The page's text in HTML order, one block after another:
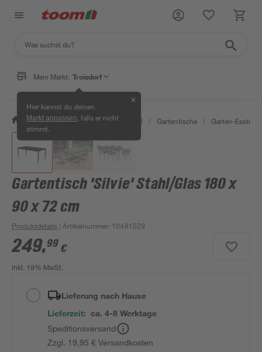
Mein Markt: Troisdorf
Hier kannst du deinen
Markt anpassen , falls er nicht
stimmt.
✕
/ Garten & Freizeit / Gartenmöbel / Gartentische / Garten-
Gartentisch 'Silvie' Stahl/Glas 180 x
90 x 72 cm
Produktdetails | Artikelnummer: 10481529
249,99 €
inkl. 19% MwSt.
Lieferung nach Hause
Lieferzeit: ca. 4-8 Werktage
Speditionsversand
Zzgl. 19,95 € Versandkosten